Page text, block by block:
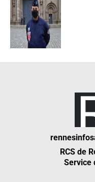
RCS de
Service